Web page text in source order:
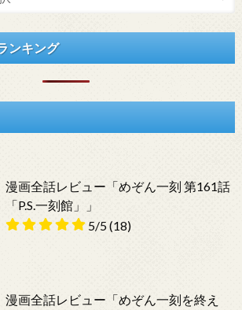
ンキング
漫画全話レビュー「めぞん一刻 第161話
「P.S.一刻館」」
5/5(18)
漫画全話レビュー「めぞん一刻を終え